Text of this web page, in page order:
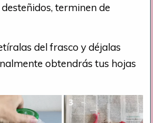
terminen de
del frasco y déjalas
obtendrás tus hojas